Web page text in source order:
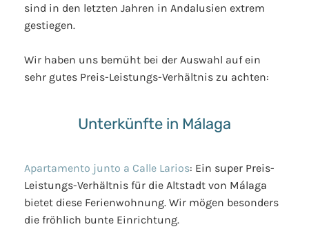
sind in den letzten Jahren in Andalusien extrem
gestiegen.
Wir haben uns bemüht bei der Auswahl auf ein
sehr gutes Preis-Leistungs-Verhältnis zu achten:
Unterkünfte in Málaga
Apartamento junto a Calle Larios: Ein super Preis-
Leistungs-Verhältnis für die Altstadt von Málaga
bietet diese Ferienwohnung. Wir mögen besonders
die fröhlich bunte Einrichtung.